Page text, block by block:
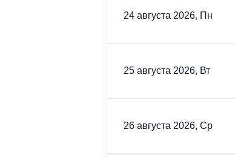
24 августа 2026, Пн
25 августа 2026, Вт
26 августа 2026, Ср